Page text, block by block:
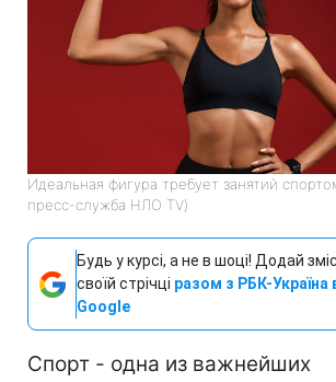
Идеальная фигура требует занятий
пресс-служба НЛО TV)
Будь у курсі, а не в шоці! Додай
своїй стрічці разом з РБК-Україна
Google
Спорт - одна из важнейших